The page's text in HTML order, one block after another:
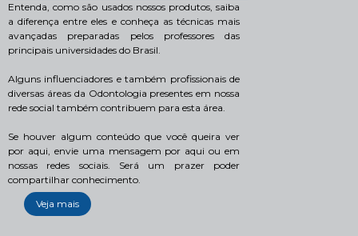
Entenda, como são usados nossos produtos, saiba
a diferença entre eles e conheça as técnicas mais
avançadas preparadas pelos professores das
principais universidades do Brasil.
Alguns influenciadores e também profissionais de
diversas áreas da Odontologia presentes em nossa
rede social também contribuem para esta área.
Se houver algum conteúdo que você queira ver
por aqui, envie uma mensagem por aqui ou em
nossas redes sociais. Será um prazer poder
compartilhar conhecimento.
Veja mais